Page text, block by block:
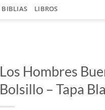
BIBLIAS LIBROS
Los Hombres
Bolsillo – Tapa